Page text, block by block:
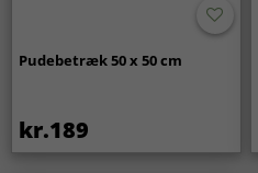
Pudebetræk 50 x 50 cm
kr.189